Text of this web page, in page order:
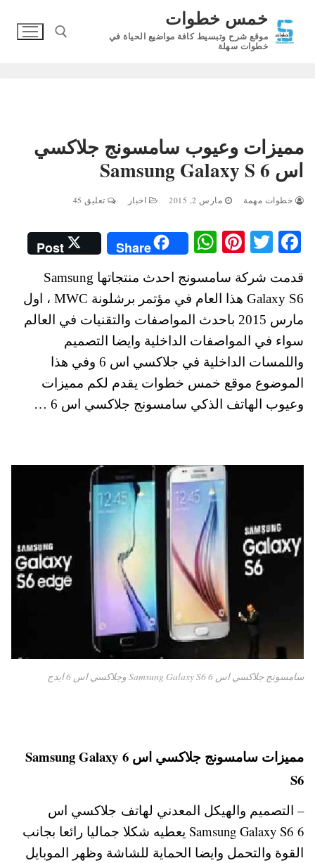
المحتوى
خمس خطوات
موقع شرح وتبسيط كافة مواضيع الحياة في
خطوات سهلة
مميزات وعيوب سامسونج جلاكسي
اس 6 Samsung Galaxy S
خطوات مهمة مارس 2, 2015 اخبار تعليق 45
Fa
bo
ok
T
wi
tte
r
Pi
nt
er
es
t
W
ha
ts
A
pp
Share
Post
قدمت شركة سامسونج احدث منتجاتها Samsung
Galaxy S6 هذا العام في مؤتمر برشلونة MWC ، اول
مارس 2015 باحدث المواصفات والتقنيات في العالم
سواء في المواصفات الداخلية وايضا التصميم
واللمسات الداخلية في جلاكسي اس 6 وفي هذا
الموضوع موقع خمس خطوات يقدم لكم مميزات
وعيوب الهاتف الذكي سامسونج جلاكسي اس 6 …
سامسونج جلاكسي اس 6 Samsung Galaxy S6 وجلاكسي اس 6 ايدج
مميزات سامسونج جلاكسي اس 6 Samsung Galaxy
S6
– التصميم والهيكل المعدني لهاتف جلاكسي اس
6 Samsung Galaxy S6 يعطيه شكلا جماليا رائعا بجانب
القوة والتحمل وايضا الحماية للشاشة وظهر الموبايل